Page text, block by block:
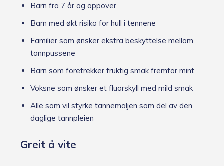
Barn fra 7 år og oppover
Barn med økt risiko for hull i tennene
Familier som ønsker ekstra beskyttelse mellom
tannpussene
Barn som foretrekker fruktig smak fremfor mint
Voksne som ønsker et fluorskyll med mild smak
Alle som vil styrke tannemaljen som del av den
daglige tannpleien
Greit å vite